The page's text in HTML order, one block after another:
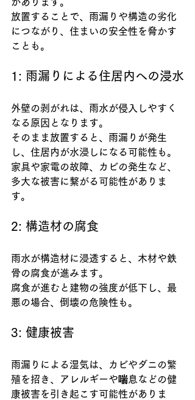
放置することで、雨漏りや構造の劣化
につながり、住まいの安全性を脅かす
ことも。
1: 雨漏りによる住居内への浸水
外壁の剥がれは、雨水が侵入しやすく
なる原因となります。
そのまま放置すると、雨漏りが発生
し、住居内が水浸しになる可能性も。
家具や家電の故障、カビの発生など、
多大な被害に繋がる可能性がありま
す。
2: 構造材の腐食
雨水が構造材に浸透すると、木材や鉄
骨の腐食が進みます。
腐食が進むと建物の強度が低下し、最
悪の場合、倒壊の危険性も。
3: 健康被害
雨漏りによる湿気は、カビやダニの繁
殖を招き、アレルギーや喘息などの健
康被害を引き起こす可能性がありま